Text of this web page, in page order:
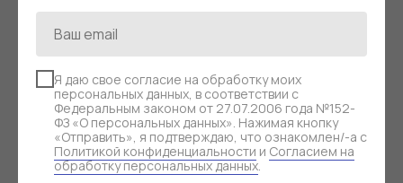
Я даю свое согласие на обработку моих
персональных данных, в соответствии с
Федеральным законом от 27.07.2006 года №152-
ФЗ «О персональных данных». Нажимая кнопку
«Отправить», я подтверждаю, что ознакомлен/-а с
Политикой конфиденциальности и Согласием на
обработку персональных данных.
КОРИЧНЕВАЯ КОЖАНАЯ
СУМКА-КОНСТРУКТОР
AMBER / ЭМБЕР | M
14 800руб.
ТЕМНО-
КОЖАНАЯ
КОНСТРУКТОР
ХЛОЯ | L
17 000